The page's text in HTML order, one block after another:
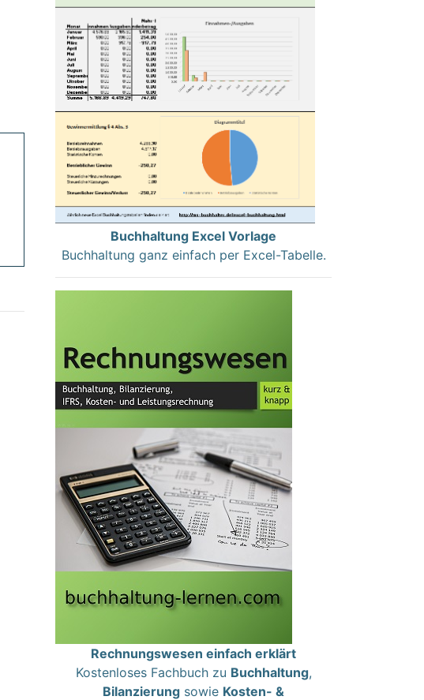
Buchhaltung Excel Vorlage
Buchhaltung ganz einfach per Excel-Tabelle.
Rechnungswesen einfach erklärt
Kostenloses Fachbuch zu Buchhaltung,
Bilanzierung sowie Kosten- &